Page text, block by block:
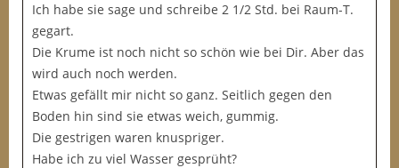
Ich habe sie sage und schreibe 2 1/2 Std. bei Raum-T.
gegart.
Die Krume ist noch nicht so schön wie bei Dir. Aber das
wird auch noch werden.
Etwas gefällt mir nicht so ganz. Seitlich gegen den
Boden hin sind sie etwas weich, gummig.
Die gestrigen waren knuspriger.
Habe ich zu viel Wasser gesprüht?